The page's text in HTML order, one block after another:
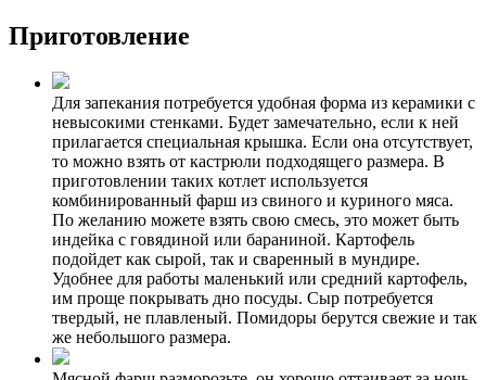
Приготовление
Для запекания потребуется удобная форма из керамики с
невысокими стенками. Будет замечательно, если к ней
прилагается специальная крышка. Если она отсутствует,
то можно взять от кастрюли подходящего размера. В
приготовлении таких котлет используется
комбинированный фарш из свиного и куриного мяса.
По желанию можете взять свою смесь, это может быть
индейка с говядиной или бараниной. Картофель
подойдет как сырой, так и сваренный в мундире.
Удобнее для работы маленький или средний картофель,
им проще покрывать дно посуды. Сыр потребуется
твердый, не плавленый. Помидоры берутся свежие и так
же небольшого размера.